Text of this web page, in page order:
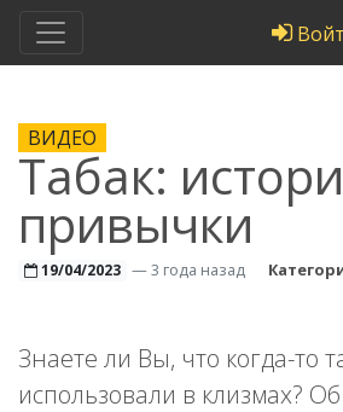
ВИДЕО
Табак:
привычки
19/04/2023 —3 года назад
Знаете ли Вы, что когда-то
использовали в клизмах?